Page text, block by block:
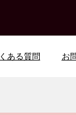
ある質問 お